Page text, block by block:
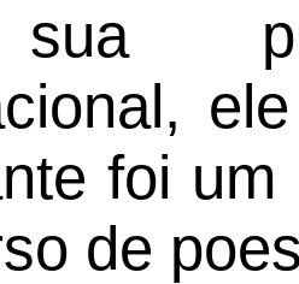
foi
de